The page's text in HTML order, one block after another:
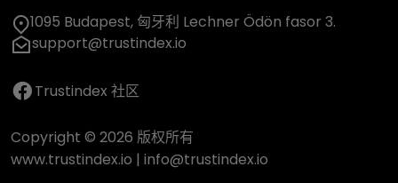
1095 Budapest, 匈牙利 Lechner Ödön fasor 3.
support@trustindex.io
Trustindex 社区
Copyright © 2026 版权所有
www.trustindex.io | info@trustindex.io